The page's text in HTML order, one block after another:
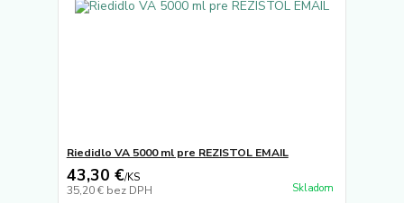
Riedidlo VA 5000 ml pre REZISTOL EMAIL
43,30 €/KS
35,20 € bez DPH Skladom